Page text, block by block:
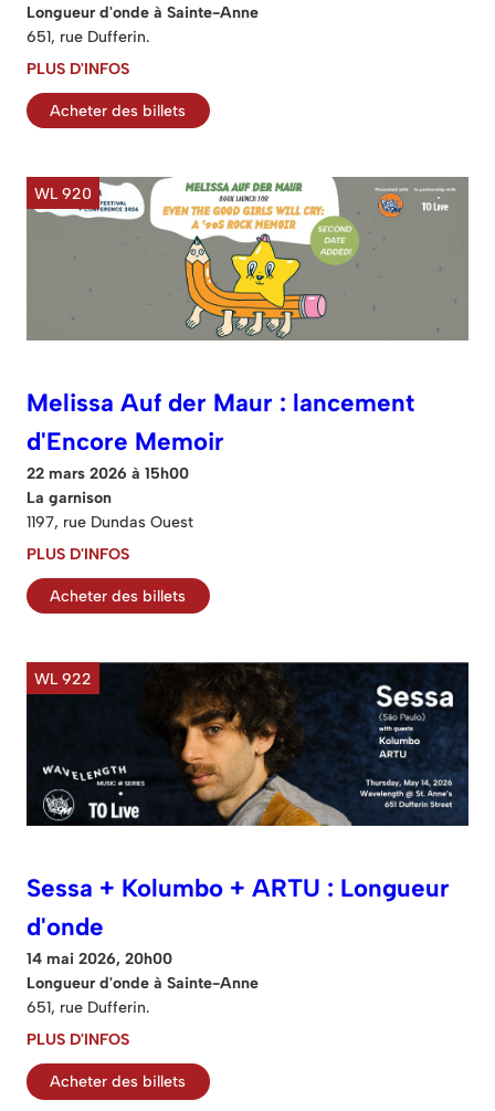
Longueur d'onde à Sainte-Anne
651, rue Dufferin.
PLUS D'INFOS
Acheter des billets
WL 920
Melissa Auf der Maur : lancement
d'Encore Memoir
22 mars 2026 à 15h00
La garnison
1197, rue Dundas Ouest
PLUS D'INFOS
Acheter des billets
WL 922
Sessa + Kolumbo + ARTU : Longueur
d'onde
14 mai 2026, 20h00
Longueur d'onde à Sainte-Anne
651, rue Dufferin.
PLUS D'INFOS
Acheter des billets